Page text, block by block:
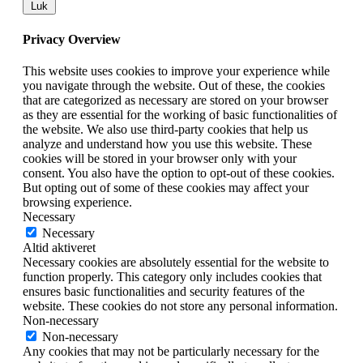
Luk
Privacy Overview
This website uses cookies to improve your experience while
you navigate through the website. Out of these, the cookies
that are categorized as necessary are stored on your browser
as they are essential for the working of basic functionalities of
the website. We also use third-party cookies that help us
analyze and understand how you use this website. These
cookies will be stored in your browser only with your
consent. You also have the option to opt-out of these cookies.
But opting out of some of these cookies may affect your
browsing experience.
Necessary
Necessary
Altid aktiveret
Necessary cookies are absolutely essential for the website to
function properly. This category only includes cookies that
ensures basic functionalities and security features of the
website. These cookies do not store any personal information.
Non-necessary
Non-necessary
Any cookies that may not be particularly necessary for the